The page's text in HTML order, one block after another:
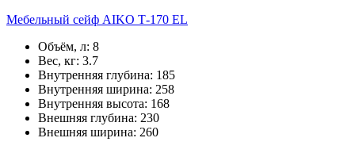
Мебельный сейф AIKO Т-170 EL
Объём, л: 8
Вес, кг: 3.7
Внутренняя глубина: 185
Внутренняя ширина: 258
Внутренняя высота: 168
Внешняя глубина: 230
Внешняя ширина: 260